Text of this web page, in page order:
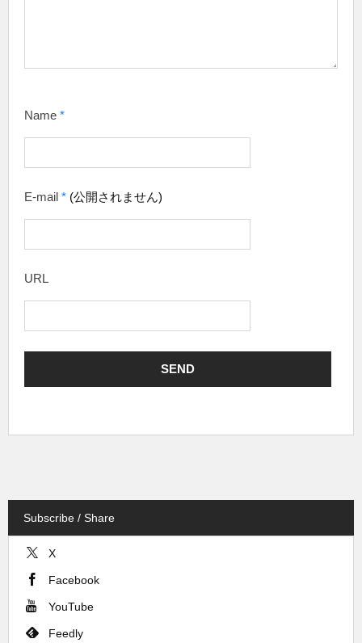
Name *
E-mail * (公開されません)
URL
Subscribe / Share
X
Facebook
YouTube
Feedly